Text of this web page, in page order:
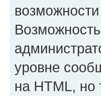
уровне
на HTML, но